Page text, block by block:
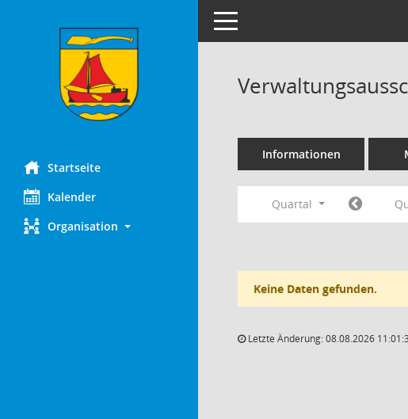
Startseite
Kalender
Organisation
Toggle navigation
Informationen
Quartal
Keine Daten gefunden.
Letzte Änderung: 08.08.2026